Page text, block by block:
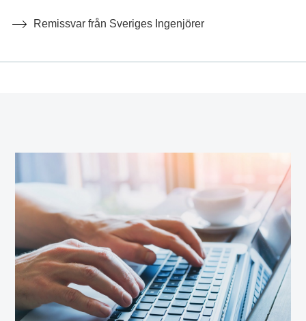
Remissvar från Sveriges Ingenjörer